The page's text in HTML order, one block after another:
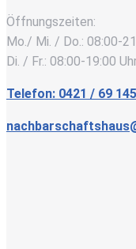
Öffnungszeiten:
Mo./ Mi. / Do.: 08:00-
Di. / Fr.: 08:00-19:00
Telefon: 0421 / 69